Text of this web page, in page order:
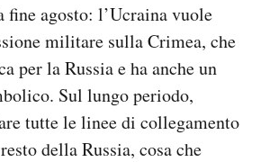
fine agosto: l’Ucraina vuole
militare sulla Crimea, che
per la Russia e ha anche un
Sul lungo periodo,
tutte le linee di collegamento
della Russia, cosa che